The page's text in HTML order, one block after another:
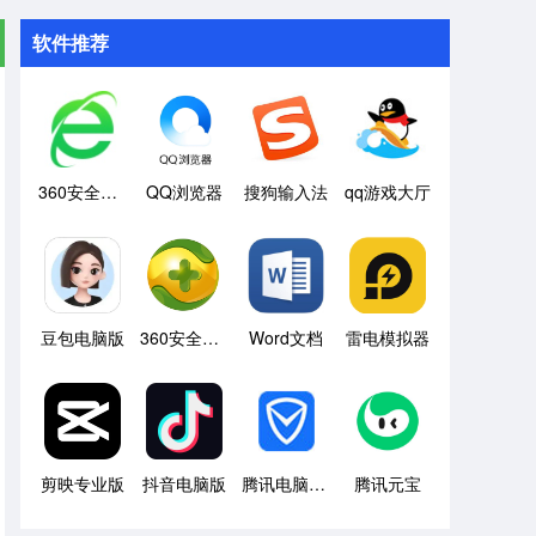
软件推荐
360安全浏览器 QQ浏览器 搜狗输入法 qq游戏大厅
豆包电脑版 360安全卫士 Word文档 雷电模拟器
剪映专业版 抖音电脑版 腾讯电脑管家 腾讯元宝